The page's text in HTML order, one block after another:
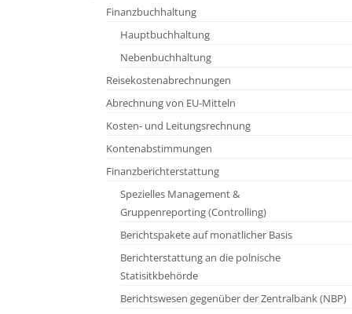
Finanzbuchhaltung
Hauptbuchhaltung
Nebenbuchhaltung
Reisekostenabrechnungen
Abrechnung von EU-Mitteln
Kosten- und Leitungsrechnung
Kontenabstimmungen
Finanzberichterstattung
Spezielles Management &
Gruppenreporting (Controlling)
Berichtspakete auf monatlicher Basis
Berichterstattung an die polnische
Statisitkbehörde
Berichtswesen gegenüber der Zentralbank (NBP)